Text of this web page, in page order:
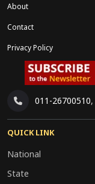
About
Contact
Privacy Policy
011-26700510,
QUICK LINK
National
State